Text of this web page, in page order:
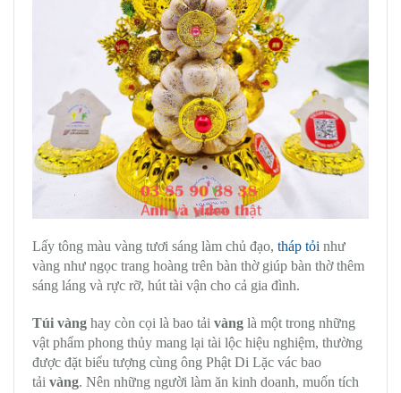
Lấy tông màu vàng tươi sáng làm chủ đạo, tháp tỏi như
vàng như ngọc trang hoàng trên bàn thờ giúp bàn thờ thêm
sáng láng và rực rỡ, hút tài vận cho cả gia đình.
Túi vàng hay còn cọi là bao tải vàng là một trong những
vật phẩm phong thủy mang lại tài lộc hiệu nghiệm, thường
được đặt biểu tượng cùng ông Phật Di Lặc vác bao
tải vàng. Nên những người làm ăn kinh doanh, muốn tích